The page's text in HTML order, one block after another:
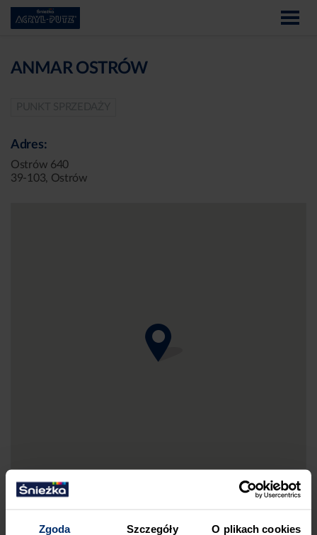
Zgoda Szczegóły O plikach cookies
ANMAR OSTRÓW
Adres:
Ostrów 640
39-103, Ostrów